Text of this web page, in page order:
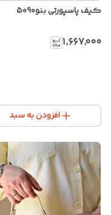
کیف پاسپورتی بنو۵۰۹۰
۱٬۶۶۷٬۰۰۰
افزودن به سبد